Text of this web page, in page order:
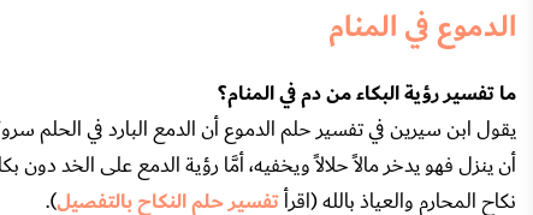
الدموع في المنام
ما تفسير رؤية البكاء من دم في المنام؟
يقول ابن سيرين في تفسير حلم الدموع أن الدمع البارد في الحلم
أن ينزل فهو يدخر مالاً حلالاً ويخفيه، أمَّا رؤية الدمع على الخد
نكاح المحارم والعياذ بالله (اقرأتفسير حلم النكاح بالتفصيل).